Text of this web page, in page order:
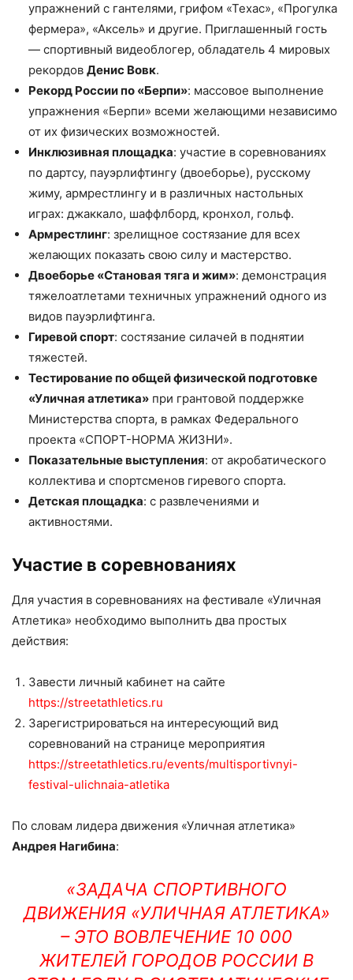
упражнений с гантелями, грифом «Техас», «Прогулка
фермера», «Аксель» и другие. Приглашенный гость
— спортивный видеоблогер, обладатель 4 мировых
рекордов Денис Вовк.
Рекорд России по «Берпи»: массовое выполнение
упражнения «Берпи» всеми желающими независимо
от их физических возможностей.
Инклюзивная площадка: участие в соревнованиях
по дартсу, пауэрлифтингу (двоеборье), русскому
жиму, армрестлингу и в различных настольных
играх: джаккало, шаффлборд, кронхол, гольф.
Армрестлинг: зрелищное состязание для всех
желающих показать свою силу и мастерство.
Двоеборье «Становая тяга и жим»: демонстрация
тяжелоатлетами техничных упражнений одного из
видов пауэрлифтинга.
Гиревой спорт: состязание силачей в поднятии
тяжестей.
Тестирование по общей физической подготовке
«Уличная атлетика» при грантовой поддержке
Министерства спорта, в рамках Федерального
проекта «СПОРТ-НОРМА ЖИЗНИ».
Показательные выступления: от акробатического
коллектива и спортсменов гиревого спорта.
Детская площадка: с развлечениями и
активностями.
Участие в соревнованиях
Для участия в соревнованиях на фестивале «Уличная
Атлетика» необходимо выполнить два простых
действия:
Завести личный кабинет на сайте
https://streetathletics.ru
Зарегистрироваться на интересующий вид
соревнований на странице мероприятия
https://streetathletics.ru/events/multisportivnyi-
festival-ulichnaia-atletika
По словам лидера движения «Уличная атлетика»
Андрея Нагибина:
«ЗАДАЧА СПОРТИВНОГО
ДВИЖЕНИЯ «УЛИЧНАЯ АТЛЕТИКА»
– ЭТО ВОВЛЕЧЕНИЕ 10 000
ЖИТЕЛЕЙ ГОРОДОВ РОССИИ В